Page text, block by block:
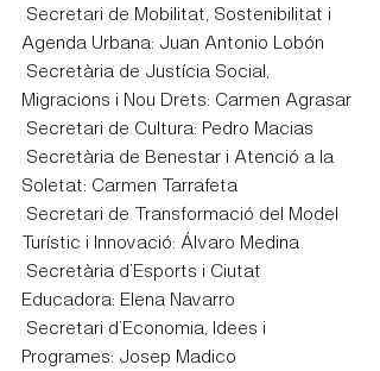
Secretari de Mobilitat, Sostenibilitat i
Agenda Urbana: Juan Antonio Lobón
Migracions i Nou Drets: Carmen Agrasar
Secretari de Cultura: Pedro Macias
Secretària de Benestar i Atenció a la
Soletat: Carmen Tarrafeta
Secretari de Transformació del Model
Turístic i Innovació: Álvaro Medina
Secretària d’Esports i Ciutat
Educadora: Elena Navarro
Secretari d’Economia, Idees i
Programes: Josep Madico